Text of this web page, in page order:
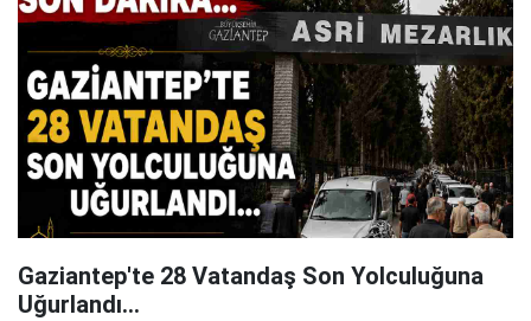
Gaziantep'te 28 Vatandaş Son Yolculuğuna
Uğurlandı...